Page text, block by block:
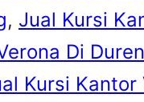
, Jual Kursi
Di
Kursi Kantor